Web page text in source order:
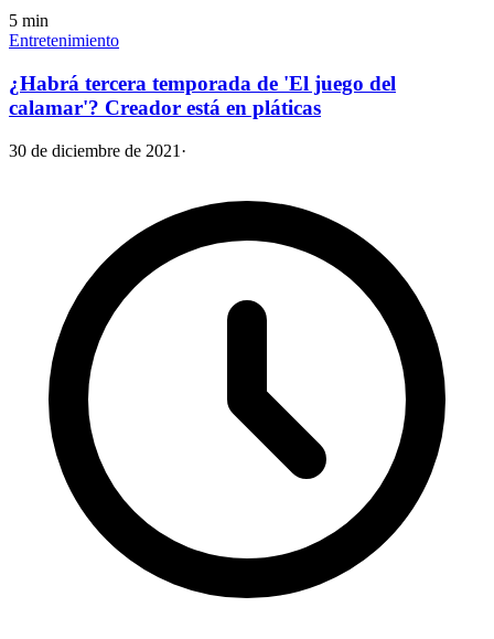
5 min
Entretenimiento
¿Habrá tercera temporada de 'El juego del
calamar'? Creador está en pláticas
30 de diciembre de 2021 ·